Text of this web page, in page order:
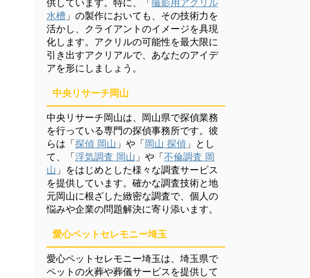
供しています。特に、「撮影用アクリル
水槽 」の製作においても、その技術力を
活かし、クライアントのイメージを具現
化します。アクリルの可能性を最大限に
引き出すアクリアルで、あなたのアイデ
アを形にしましょう。
中央リサーチ岡山
中央リサーチ岡山は、岡山県で探偵業務
を行っている専門の探偵事務所です。彼
らは「探偵 岡山 」や「岡山 探偵 」とし
て、「浮気調査 岡山 」や「不倫調査 岡
山 」をはじめとした様々な調査サービス
を提供しています。確かな調査技術と地
元岡山に根ざした緻密な調査で、個人の
悩みや企業の問題解決に寄り添います。
愛心ペットセレモニー埼玉
愛心ペットセレモニー埼玉は、埼玉県で
ペットの火葬や葬儀サービスを提供して